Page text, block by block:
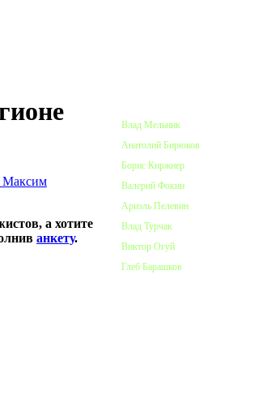
Максим
а хотите
анкету.
Влад Мельник
Анатолий Бирюков
Борис Киржнер
Валерий Фокин
Ариэль Пелевин
Влад Турчак
Виктор Огуй
Глеб Барашков